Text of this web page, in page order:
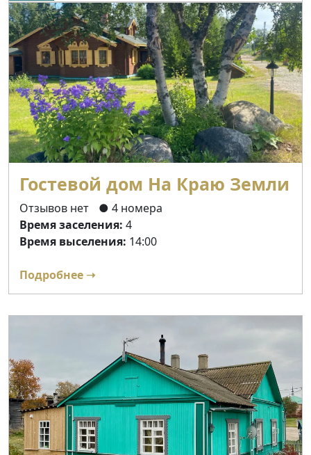
Гостевой дом На Краю Земли
Отзывов нет
● 4 номера
Время заселения: 4
Время выселения: 14:00
Подробнее ➝